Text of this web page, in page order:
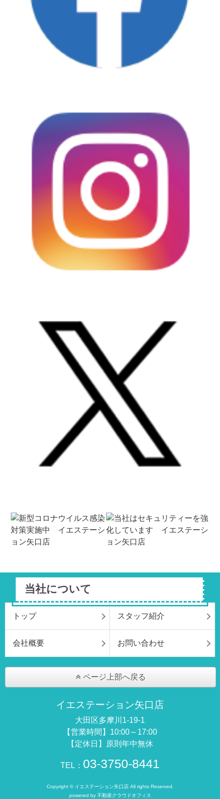
当社について
トップ スタッフ紹介
会社概要 お問い合わせ
ページ上部へ戻る
イエステーション矢口店
大田区多摩川1-19-1
【営業時間】10:00～17:00
【定休日】原則年中無休
TEL： 03-3750-8441
Copyright © イエステーション矢口店 All rights Reserved.
powered by 不動産クラウドオフィス